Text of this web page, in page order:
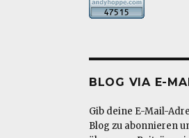
BLOG VIA E-
Gib deine E-Mail-
Blog zu abonnieren